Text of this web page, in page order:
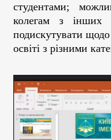
студентами;
колегам з інших
подискутувати щодо
освіті з різними